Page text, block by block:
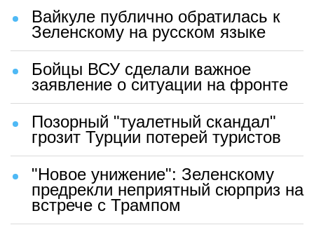
Вайкуле публично обратилась к
Зеленскому на русском языке
Бойцы ВСУ сделали важное
заявление о ситуации на фронте
Позорный "туалетный скандал"
грозит Турции потерей туристов
"Новое унижение": Зеленскому
предрекли неприятный сюрприз на
встрече с Трампом